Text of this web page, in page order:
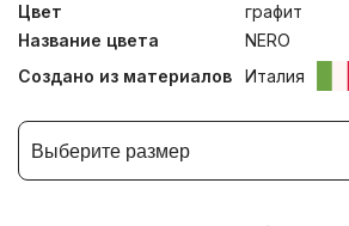
Цвет
графит
Название цвета
NERO
Создано из материалов
Италия
Выберите размер